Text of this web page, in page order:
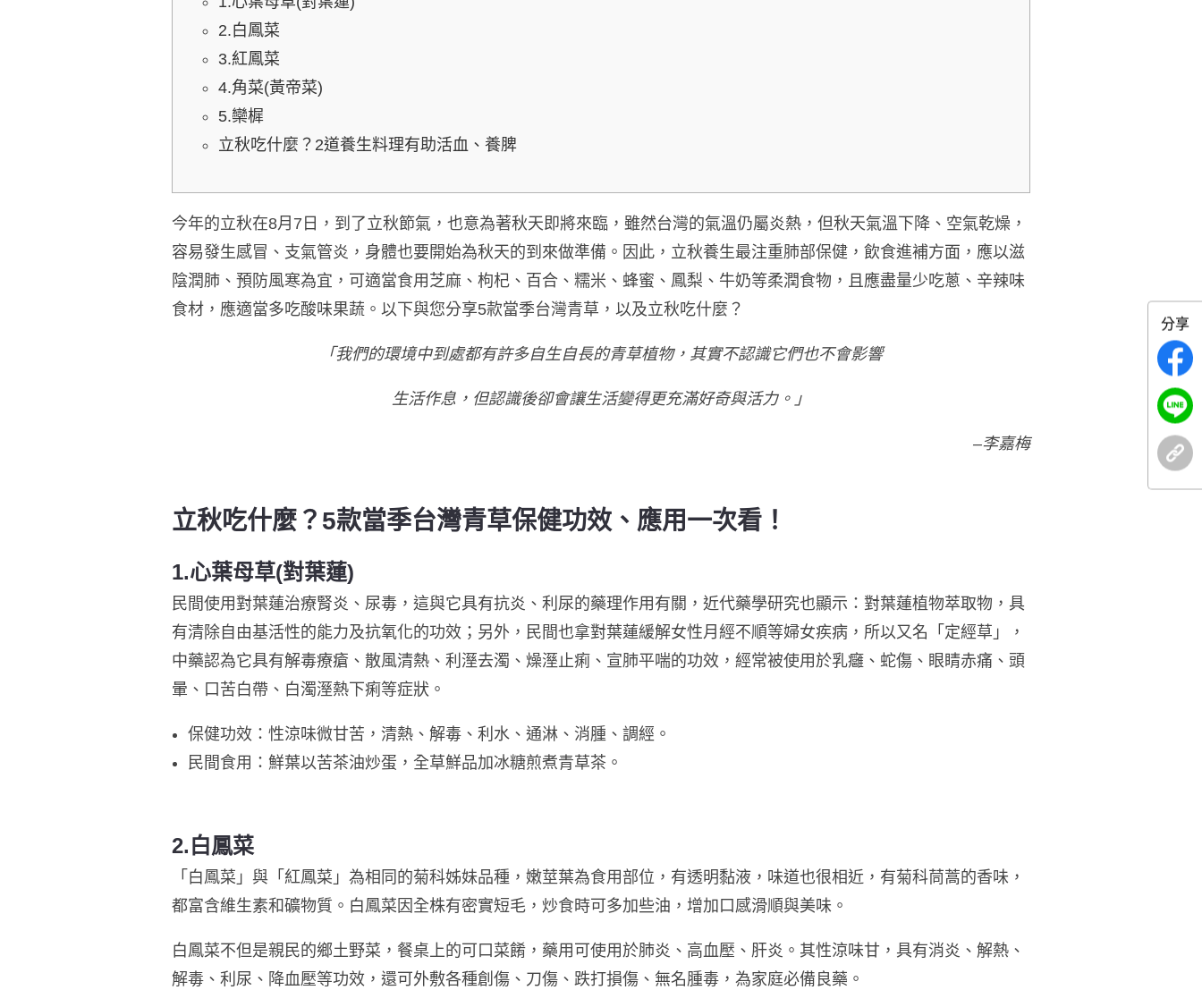
2.白鳳菜
3.紅鳳菜
4.角菜(黃帝菜)
5.欒樨
立秋吃什麼？2道養生料理有助活血、養脾
今年的立秋在8月7日，到了立秋節氣，也意為著秋天即將來臨，雖然台灣的氣溫仍屬炎熱，但秋天氣溫下降、空氣乾燥，
容易發生感冒、支氣管炎 ，身體也要開始為秋天的到來做準備。因此，立秋養生最注重肺部保健，飲食進補方面，應以滋
陰潤肺、預防風寒為宜，可適當食用芝麻、枸杞、百合、糯米、蜂蜜、鳳梨、牛奶等柔潤食物，且應盡量少吃蔥、辛辣味
食材，應適當多吃酸味果蔬 。以下與您分享5款當季台灣青草，以及立秋吃什麼？
「我們的環境中到處都有許多自生自長的青草植物，其實不認識它們也不會影響
生活作息，但認識後卻會讓生活變得更充滿好奇與活力。」
–李嘉梅
立秋吃什麼？5款當季台灣青草保健功效、應用一次看！
1.心葉母草(對葉蓮)
民間使用對葉蓮治療腎炎、尿毒，這與它具有抗炎、利尿的藥理作用有關，近代藥學研究也顯示：對葉蓮植物萃取物，具
有清除自由基活性的能力及抗氧化的功效；另外，民間也拿對葉蓮緩解女性月經不順等婦女疾病，所以又名「定經草」，
中藥認為它具有解毒療瘡、散風清熱、利溼去濁、燥溼止痢、宣肺平喘的功效，經常被使用於乳癰、蛇傷、眼睛赤痛、頭
暈、口苦白帶、白濁溼熱下痢等症狀。
保健功效：性涼味微甘苦，清熱、解毒、利水、通淋、消腫、調經。
民間食用：鮮葉以苦茶油炒蛋，全草鮮品加冰糖煎煮青草茶。
2.白鳳菜
「白鳳菜」與「紅鳳菜」為相同的菊科姊妹品種，嫩莖葉為食用部位，有透明黏液，味道也很相近，有菊科茼蒿的香味，
都富含維生素和礦物質。白鳳菜因全株有密實短毛，炒食時可多加些油，增加口感滑順與美味。
白鳳菜不但是親民的鄉土野菜，餐桌上的可口菜餚，藥用可使用於肺炎、高血壓、肝炎。其性涼味甘，具有消炎、解熱、
解毒、利尿、降血壓等功效，還可外敷各種創傷、刀傷、跌打損傷、無名腫毒，為家庭必備良藥。
分享